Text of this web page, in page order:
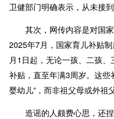
卫健部门明确表示，从未接
其次，网传内容是对国家
2025年7月，国家育儿补贴
月1日起，无论一孩、二孩
补贴，直至年满3周岁。这些
婴幼儿”，而非祖父母或外祖
造谣的人颇费心思，还捏